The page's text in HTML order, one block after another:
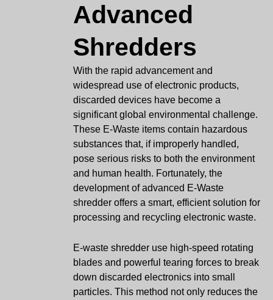
Advanced
Shredders
With the rapid advancement and
widespread use of electronic products,
discarded devices have become a
significant global environmental challenge.
These E-Waste items contain hazardous
substances that, if improperly handled,
pose serious risks to both the environment
and human health. Fortunately, the
development of advanced E-Waste
shredder offers a smart, efficient solution for
processing and recycling electronic waste.
E-waste shredder use high-speed rotating
blades and powerful tearing forces to break
down discarded electronics into small
particles. This method not only reduces the